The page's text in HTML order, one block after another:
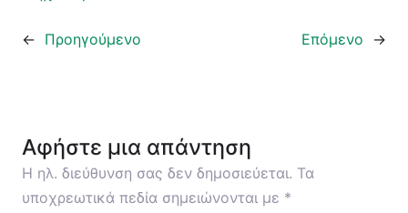
← Προηγούμενο Επόμενο →
Αφήστε μια απάντηση
Η ηλ. διεύθυνση σας δεν δημοσιεύεται. Τα
υποχρεωτικά πεδία σημειώνονται με *